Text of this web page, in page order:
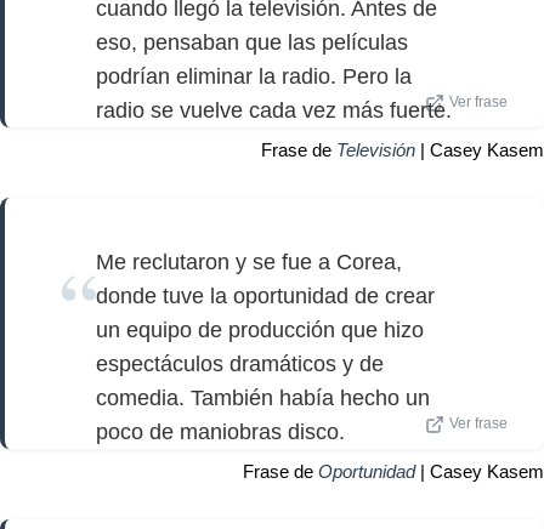
cuando llegó la televisión. Antes de
eso, pensaban que las películas
podrían eliminar la radio. Pero la
radio se vuelve cada vez más fuerte.Ver frase
Frase de Televisión | Casey Kasem
Me reclutaron y se fue a Corea,
donde tuve la oportunidad de crear
un equipo de producción que hizo
espectáculos dramáticos y de
comedia. También había hecho un
poco de maniobras disco.
Ver frase
Frase de Oportunidad| Casey Kasem